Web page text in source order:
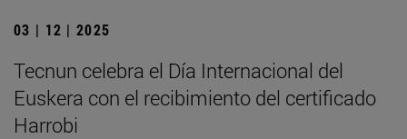
03 | 12 | 2025
Tecnun celebra el Día Internacional del
Euskera con el recibimiento del certificado
Harrobi